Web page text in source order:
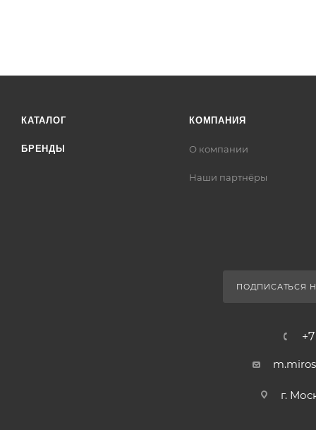
КАТАЛОГ
БРЕНДЫ
КОМПАНИЯ
О компании
Наши партнёры
ПОДПИСАТЬСЯ
г.